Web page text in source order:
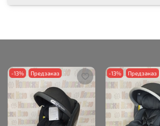
-13% Предзаказ -13% Предзаказ